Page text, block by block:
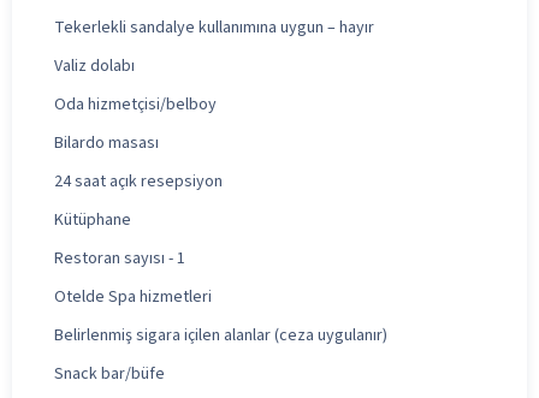
Tekerlekli sandalye kullanımına uygun – hayır
Valiz dolabı
Oda hizmetçisi/belboy
Bilardo masası
24 saat açık resepsiyon
Kütüphane
Restoran sayısı - 1
Otelde Spa hizmetleri
Belirlenmiş sigara içilen alanlar (ceza uygulanır)
Snack bar/büfe